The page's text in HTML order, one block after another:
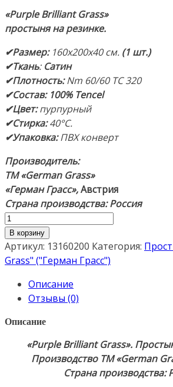
«Purple Brilliant Grass»
простыня на резинке.
✔Размер: 160х200х40 см. (1 шт.)
✔Ткань: Сатин
✔Плотность:Nm 60/60 ТС 320
✔Состав: 100% Tencel
✔Цвет:пурпурный
✔Стирка:40°С.
✔Упаковка:ПВХ конверт
Производитель:
ТМ «German Grass»
«Герман Грасс»,Австрия
Страна производства: Россия
Количество
товара
«Purple
Brilliant
Простыня
резинке
Ткань:
Сатин.
В корзину
Артикул: 13160200 Категория:
Grass" ("Герман Грасс")
Описание
Отзывы (0)
Описание
«Purple Brilliant Grass».
Производство ТМ «German
Страна производства: